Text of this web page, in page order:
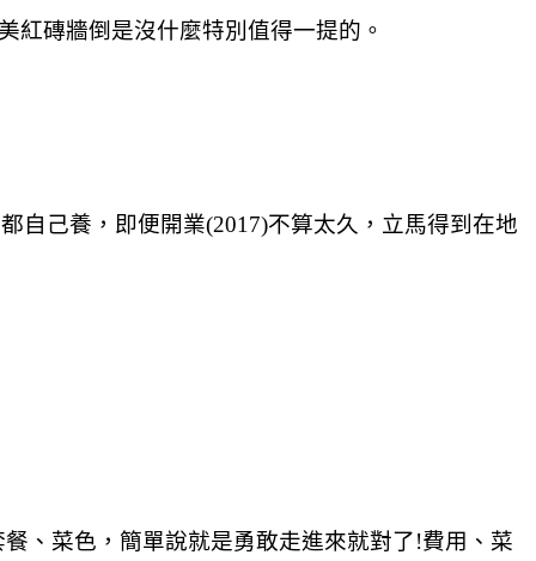
紅磚牆倒是沒什麼特別值得一提的。
自己養，即便開業(2017)不算太久，立馬得到在地
、菜色，簡單說就是勇敢走進來就對了!費用、菜